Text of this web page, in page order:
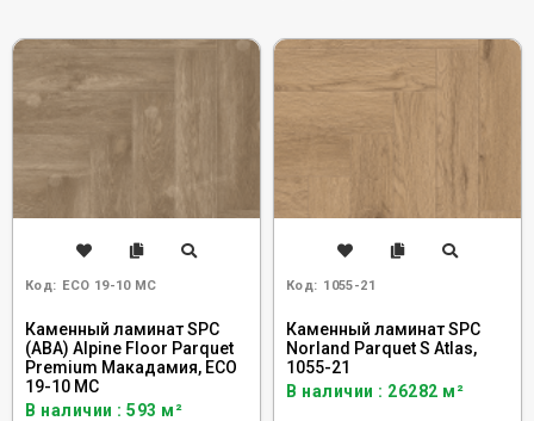
Код: ECO 19-10 MC
Каменный ламинат SPC
(ABA) Alpine Floor Parquet
Premium Макадамия, ECO
19-10 MC
В наличии : 593 м²
Код: 1055-21
Каменный ламинат SPC
Norland Parquet S Atlas,
1055-21
В наличии : 26282 м²